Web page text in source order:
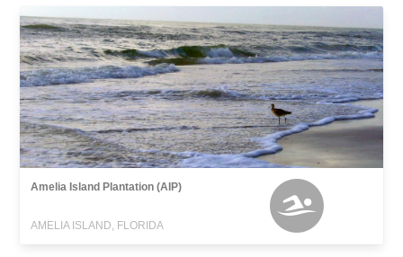
Amelia Island Plantation (AIP)
AMELIA ISLAND, FLORIDA